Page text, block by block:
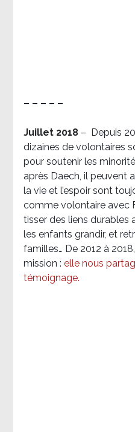
– – – – –
Juillet 2018 –
Depuis
dizaines de volontaires
pour soutenir les
après Daech, il peuvent
la vie et l’espoir sont
comme volontaire avec
tisser des liens durables
les enfants grandir, et
familles… De 2012 à
mission : elle nous
témoignage.